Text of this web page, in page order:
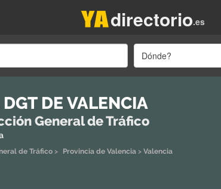
.es
directorio
Dónde?
DE VALENCIA
General de Tráfico
de Tráfico > Provincia de Valencia > Valencia